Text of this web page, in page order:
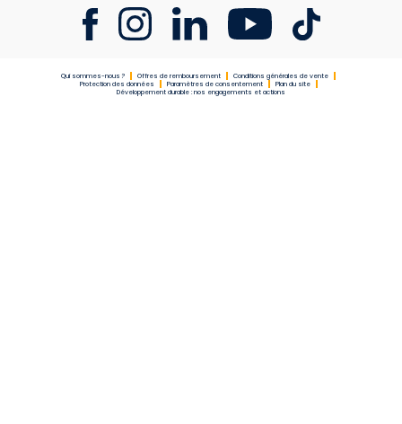
Qui sommes-nous ? Offres de remboursement
Conditions générales de vente
Protection des données
Paramètres de consentement
Plan du site
Développement durable : nos engagements et actions